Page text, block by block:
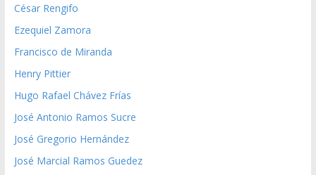
César Rengifo
Ezequiel Zamora
Francisco de Miranda
Henry Pittier
Hugo Rafael Chávez Frías
José Antonio Ramos Sucre
José Gregorio Hernández
José Marcial Ramos Guedez